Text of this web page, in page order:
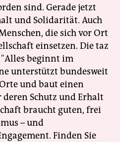
sind. Gerade jetzt
und Solidarität. Auch
die sich vor Ort
einsetzen. Die taz
beginnt im
unterstützt bundesweit
und baut einen
Schutz und Erhalt
braucht guten, frei
– und
Finden Sie